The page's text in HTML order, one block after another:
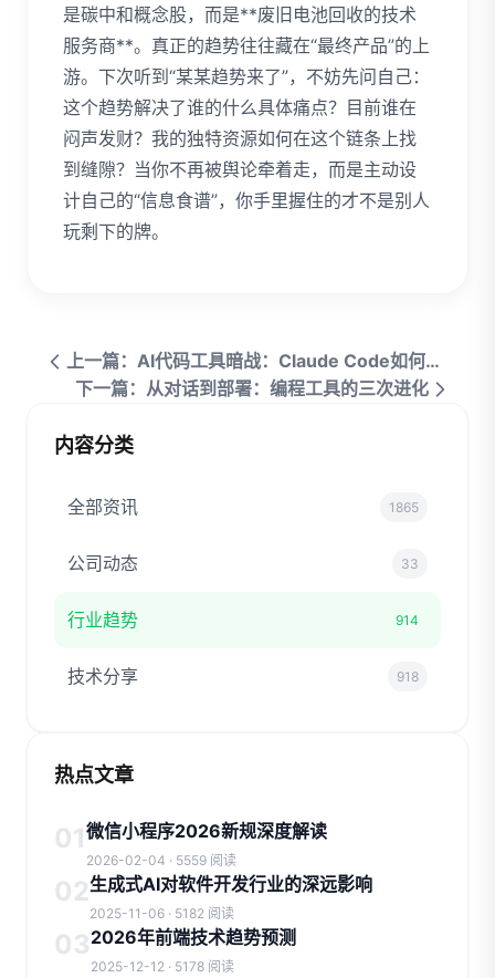
是碳中和概念股，而是**废旧电池回收的技术
服务商**。真正的趋势往往藏在“最终产品”的上
游。下次听到“某某趋势来了”，不妨先问自己：
这个趋势解决了谁的什么具体痛点？目前谁在
闷声发财？我的独特资源如何在这个链条上找
到缝隙？当你不再被舆论牵着走，而是主动设
计自己的“信息食谱”，你手里握住的才不是别人
玩剩下的牌。
上一篇：AI代码工具暗战：Claude Code如何撕开Cursor的防线
下一篇：从对话到部署：编程工具的三次进化
内容分类
全部资讯 1865
公司动态 33
行业趋势 914
技术分享 918
热点文章
01微信小程序2026新规深度解读
2026-02-04 · 5559 阅读
02生成式AI对软件开发行业的深远影响
2025-11-06 · 5182 阅读
032026年前端技术趋势预测
2025-12-12 · 5178 阅读